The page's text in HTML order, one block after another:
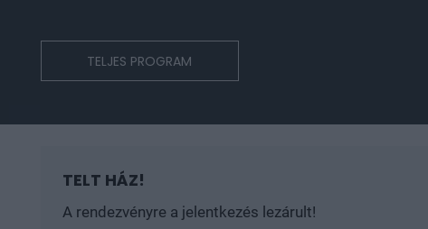
TELJES PROGRAM
TELT HÁZ!
A rendezvényre a jelentkezés lezárult!